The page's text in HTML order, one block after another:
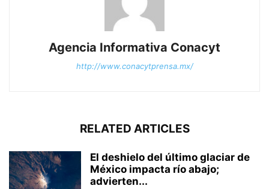
Agencia Informativa Conacyt
http://www.conacytprensa.mx/
RELATED ARTICLES
El deshielo del último glaciar de
México impacta río abajo;
advierten...